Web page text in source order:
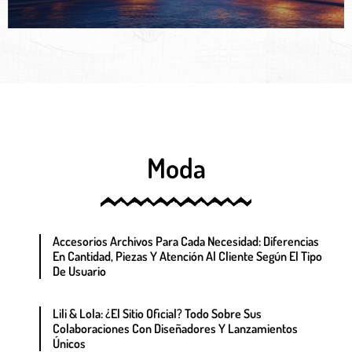
globalmente, el
globalmente, el
Moda
Accesorios Archivos Para Cada Necesidad: Diferencias
En Cantidad, Piezas Y Atención Al Cliente Según El Tipo
De Usuario
Lili & Lola: ¿el Sitio Oficial? Todo Sobre Sus
Colaboraciones Con Diseñadores Y Lanzamientos
Únicos